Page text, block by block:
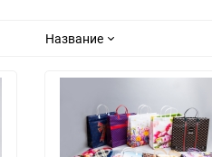
Название